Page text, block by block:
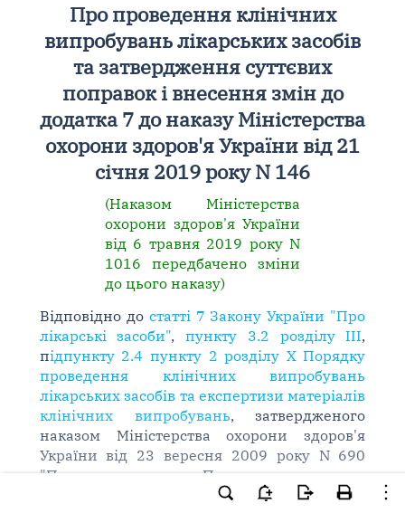
Про проведення клінічних
випробувань лікарських засобів
та затвердження суттєвих
поправок і внесення змін до
додатка 7 до наказу Міністерства
охорони здоров'я України від 21
січня 2019 року N 146
(Наказом Міністерства
охорони здоров'я України
від 6 травня 2019 року N
1016 передбачено зміни
до цього наказу)
Відповідно до статті 7 Закону України "Про
лікарські засоби",пункту 3.2 розділу III,
підпункту 2.4 пункту 2 розділу X Порядку
проведення клінічних випробувань
лікарських засобів та експертизи матеріалів
клінічних випробувань, затвердженого
наказом Міністерства охорони здоров'я
України від 23 вересня 2009 року N 690
"Про затвердження Порядку проведення
клінічних випробувань лікарських засобів